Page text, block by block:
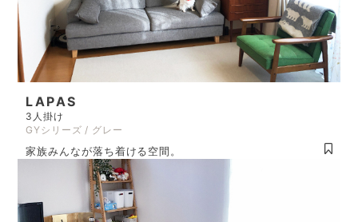
LAPAS
3人掛け
GYシリーズ / グレー
家族みんなが落ち着ける空間。